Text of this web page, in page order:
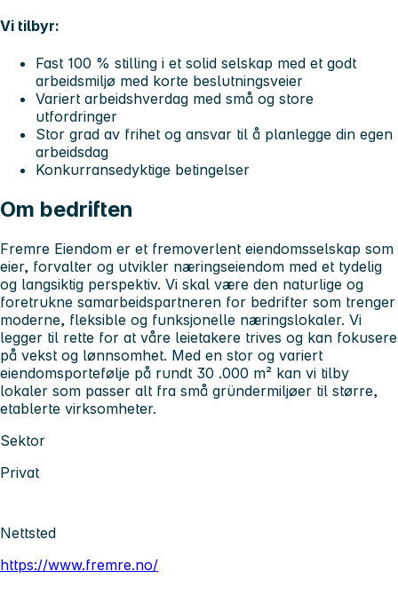
Vi tilbyr:
Fast 100 % stilling i et solid selskap med et godt
arbeidsmiljø med korte beslutningsveier
Variert arbeidshverdag med små og store
utfordringer
Stor grad av frihet og ansvar til å planlegge din egen
arbeidsdag
Konkurransedyktige betingelser
Om bedriften
Fremre Eiendom er et fremoverlent eiendomsselskap som
eier, forvalter og utvikler næringseiendom med et tydelig
og langsiktig perspektiv. Vi skal være den naturlige og
foretrukne samarbeidspartneren for bedrifter som trenger
moderne, fleksible og funksjonelle næringslokaler. Vi
legger til rette for at våre leietakere trives og kan fokusere
på vekst og lønnsomhet. Med en stor og variert
eiendomsportefølje på rundt 30 .000 m² kan vi tilby
lokaler som passer alt fra små gründermiljøer til større,
etablerte virksomheter.
Sektor
Privat
Nettsted
https://www.fremre.no/